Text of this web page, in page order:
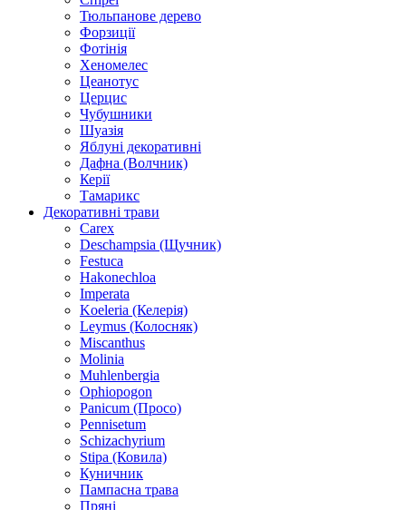
Тюльпанове дерево
Форзиції
Фотінія
Хеномелес
Цеанотус
Церцис
Чубушники
Шуазія
Яблуні декоративні
Дафна (Волчник)
Керії
Тамарикс
Декоративні трави
Carex
Deschampsia (Щучник)
Festuca
Hakonechloa
Imperata
Koeleria (Келерія)
Leymus (Колосняк)
Miscanthus
Molinia
Muhlenbergia
Ophiopogon
Panicum (Просо)
Pennisetum
Schizachyrium
Stipa (Ковила)
Куничник
Пампасна трава
Пряні